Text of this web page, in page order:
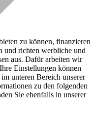
zu können, finanzieren
und richten werbliche und
aus. Dafür arbeiten wir
Einstellungen können
unteren Bereich unserer
zu den folgenden
Sie ebenfalls in unserer